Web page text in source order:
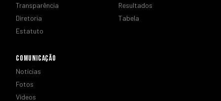
Transparência
Diretoria
Estatuto
Resultados
Tabela
COMUNICAÇÃO
Notícias
Fotos
Vídeos